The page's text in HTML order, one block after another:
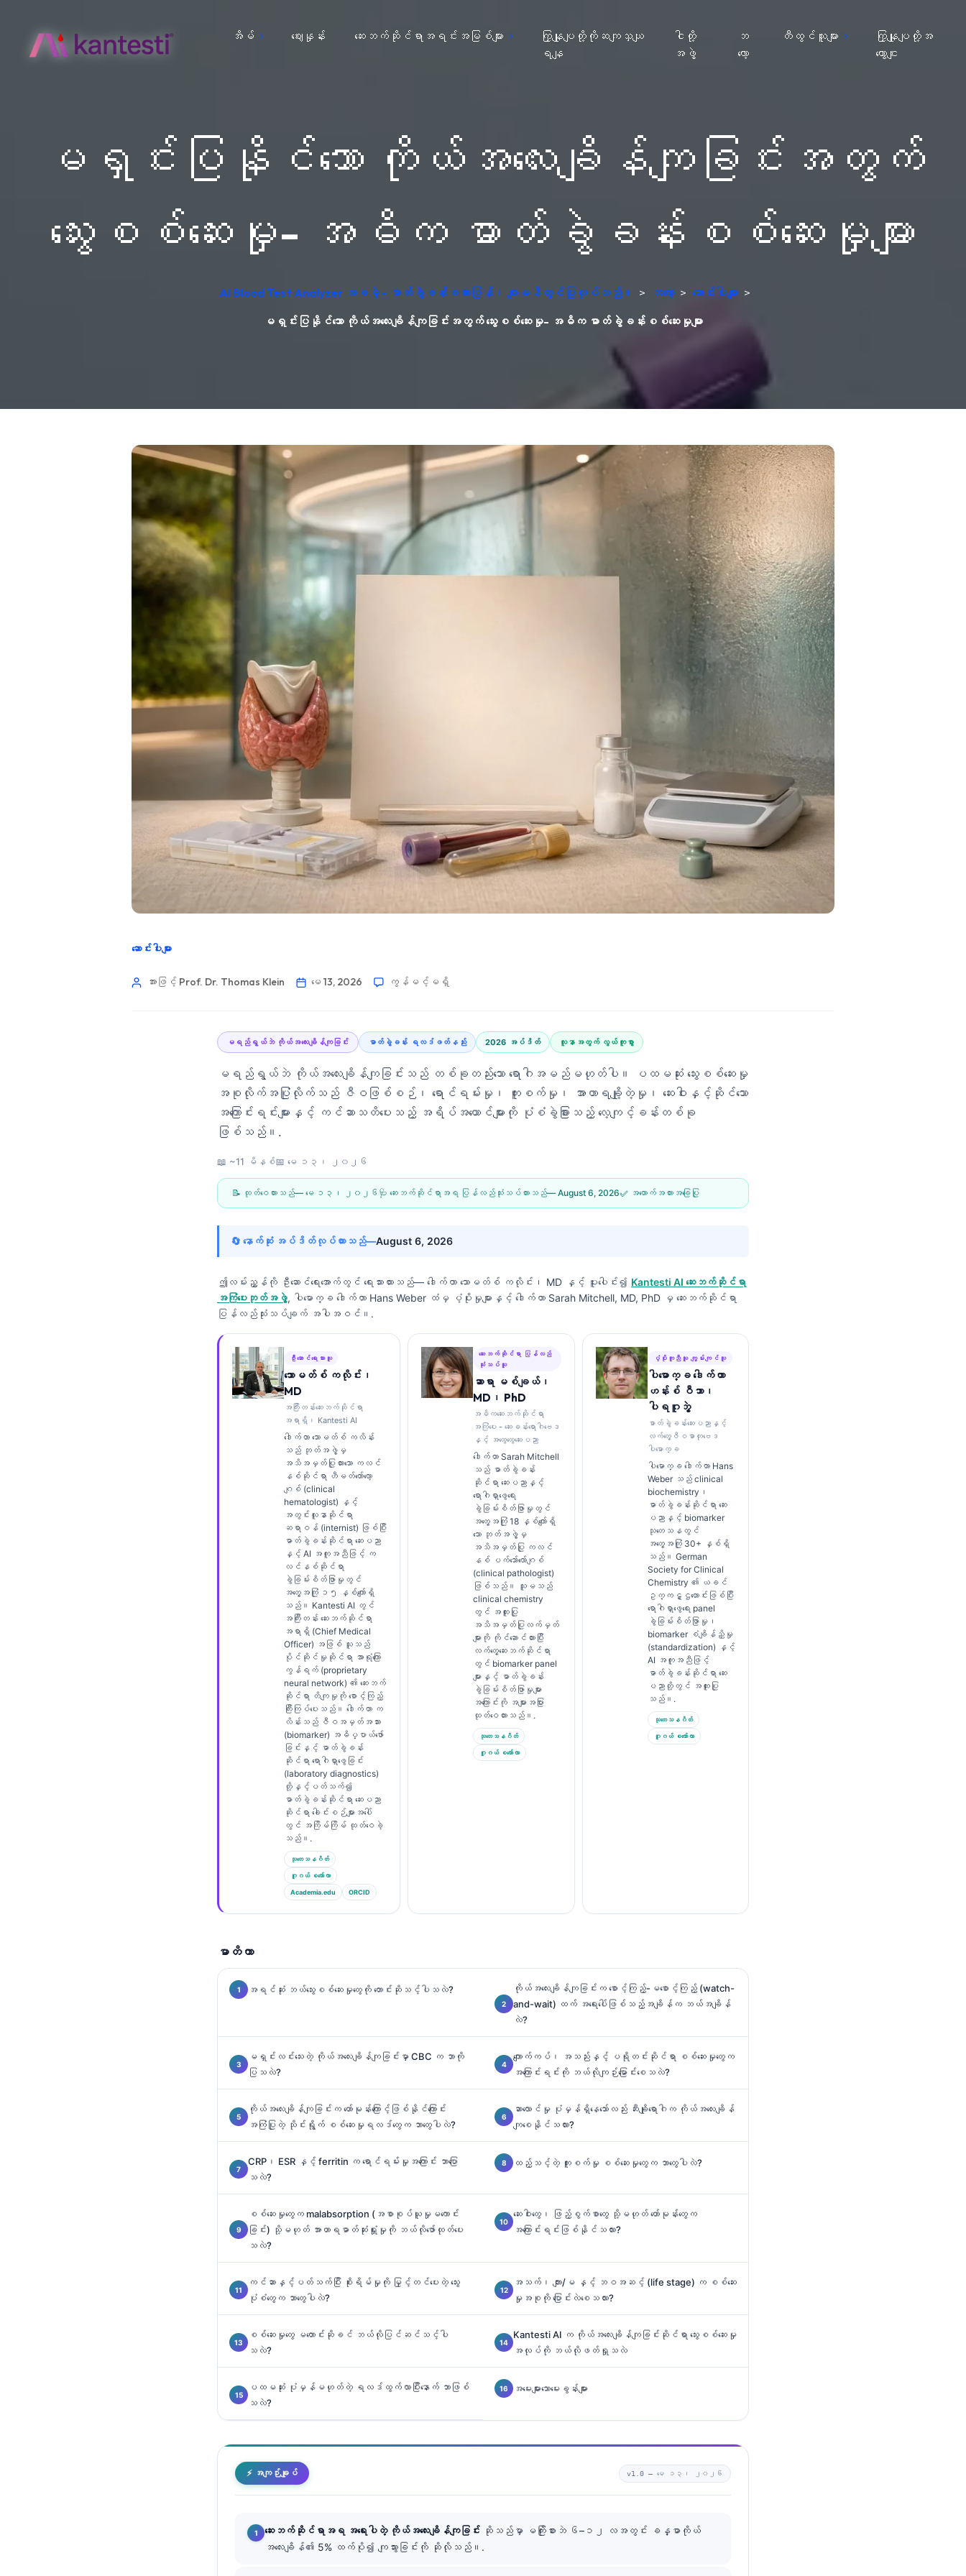
အိမ် ဈေးနှုန်း ဆေးဘက်ဆိုင်ရာအရင်းအမြစ်များ
ကြှနျုပျတို့ကိုဆကျသှယျ
ရနျ
ငါတို့
အဖွဲ့
ဘ
လော့
တီထွင်သူများ
ကြှနျုပျတို့အ
ကွောငျး
မရှင်းပြနိုင်သော ကိုယ်အလေးချိန်ကျခြင်းအတွက်
သွေးစစ်ဆေးမှု- အဓိက ဓာတ်ခွဲခန်းစစ်ဆေးမှုများ
AI Blood Test Analyzer အခမဲ့ - ဓာတ်ခွဲခန်းစကားပြန်၊ ဂျာမနီတွင်ပြုလုပ်သည်။ > ဘလော့ > ဆောင်းပါးများ >
မရှင်းပြနိုင်သော ကိုယ်အလေးချိန်ကျခြင်းအတွက် သွေးစစ်ဆေးမှု- အဓိက ဓာတ်ခွဲခန်းစစ်ဆေးမှုများ
ဆောင်းပါးများ
အားဖြင့် Prof. Dr. Thomas Klein မေ 13, 2026 ကွန်မင့်မရှိ
မရည်ရွယ်ဘဲ ကိုယ်အလေးချိန်ကျခြင်း ဓာတ်ခွဲခန်း ရလဒ်ဖတ်နည်း 2026 အပ်ဒိတ် လူနာအတွက် လွယ်ကူစွာ
မရည်ရွယ်ဘဲ ကိုယ်အလေးချိန်ကျခြင်းသည် တစ်ခုတည်းသော ရောဂါအမည်မဟုတ်ပါ။ ပထမဆုံး သွေးစစ်ဆေးမှု
အစုလိုက်အပြုံလိုက်သည် ဇီဝဖြစ်စဉ်၊ ရောင်ရမ်းမှု၊ ကူးစက်မှု၊ အာဟာရချို့တဲ့မှု၊ ဆေးဝါးနှင့်ဆိုင်သော
အကြောင်းရင်းများနှင့် ကင်ဆာသတိပေးသည့် အရိပ်အယောင်များကို ပုံစံခွဲခြားသည့် လေ့ကျင့်ခန်းတစ်ခု
ဖြစ်သည်။.
📖 ~11 မိနစ်📅 မေ ၁၃၊ ၂၀၂၆
📝 ထုတ်ဝေထားသည်— မေ ၁၃၊ ၂၀၂၆ 🩺 ဆေးဘက်ဆိုင်ရာအရ ပြန်လည်သုံးသပ်ထားသည်— August 6, 2026✅ အထောက်အထားအခြေပြု
🔄 နောက်ဆုံး အပ်ဒိတ်လုပ်ထားသည်—August 6, 2026
ဤလမ်းညွှန်ကို ဦးဆောင်ရေးအောက်တွင် ရေးသားထားသည်— ဒေါက်တာ သောမတ်စ် ကလိုင်း၊ MD နှင့် ပူးပေါင်း၍ Kantesti AI ဆေးဘက်ဆိုင်ရာ
အကြံပေးဘုတ်အဖွဲ့, ပါမောက္ခ ဒေါက်တာ Hans Weber ထံမှ ပံ့ပိုးမှုများနှင့် ဒေါက်တာ Sarah Mitchell, MD, PhD မှ ဆေးဘက်ဆိုင်ရာ
ပြန်လည်သုံးသပ်ချက် အပါအဝင်။.
ဦးဆောင်ရေးသားသူ
သောမတ်စ် ကလိုင်း၊
MD
အကြီးတန်းဆေးဘက်ဆိုင်ရာ
အရာရှိ၊ Kantesti AI
ဒေါက်တာ သောမတ်စ် ကလိန်း
သည် ဘုတ်အဖွဲ့မှ
အသိအမှတ်ပြုထားသော ကလင်
နစ်ဆိုင်ရာ ဟီမတ်တော်လော့
ဂျစ် (clinical
hematologist) နှင့်
အတွင်းလူနာဆိုင်ရာ
ဆရာဝန် (internist) ဖြစ်ပြီး
ဓာတ်ခွဲခန်းဆိုင်ရာ ဆေးပညာ
နှင့် AI အကူအညီဖြင့် က
လင်နစ်ဆိုင်ရာ
ခွဲခြမ်းစိတ်ဖြာမှုတွင်
အတွေ့အကြုံ ၁၅ နှစ်ကျော်ရှိ
သည်။ Kantesti AI တွင်
အကြီးတန်း ဆေးဘက်ဆိုင်ရာ
အရာရှိ (Chief Medical
Officer) အဖြစ် သူသည်
ပိုင်ဆိုင်မှုဆိုင်ရာ အာရုံကြော
ကွန်ရက် (proprietary
neural network) ၏ ဆေးဘက်
ဆိုင်ရာ တိကျမှုကို စောင့်ကြည့်
ကြီးကြပ်ပေးသည်။ ဒေါက်တာ က
လိန်းသည် ဇီဝအမှတ်အသား
(biomarker) အဓိပ္ပာယ်ဖော်
ခြင်းနှင့် ဓာတ်ခွဲခန်း
ဆိုင်ရာ ရောဂါရှာဖွေခြင်း
(laboratory diagnostics)
တို့နှင့်ပတ်သက်၍
ဓာတ်ခွဲခန်းဆိုင်ရာ ဆေးပညာ
ဆိုင်ရာ ခေါင်းစဉ်များအပေါ်
တွင် အကြိမ်ကြိမ် ထုတ်ဝေခဲ့
သည်။.
သုတေသနဂိတ်
ဂူဂယ် စကော်လာ
Academia.edu ORCID
ဆေးဘက်ဆိုင်ရာ ပြန်လည်
သုံးသပ်သူ
ဆာရာ မစ်ချယ်၊
MD၊ PhD
အဓိကဆေးဘက်ဆိုင်ရာ
အကြံပေး - ဆေးခန်းရောဂါဗေဒ
နှင့် အထွေထွေဆေးပညာ
ဒေါက်တာ Sarah Mitchell
သည် ဓာတ်ခွဲခန်း
ဆိုင်ရာ ဆေးပညာနှင့်
ရောဂါရှာဖွေရေး
ခွဲခြမ်းစိတ်ဖြာမှုတွင်
အတွေ့အကြုံ 18 နှစ်ကျော်ရှိ
သော ဘုတ်အဖွဲ့မှ
အသိအမှတ်ပြု ကလင်
နစ် ပက်သော်လော်ဂျစ်
(clinical pathologist)
ဖြစ်သည်။ သူမသည်
clinical chemistry
တွင် အထူးပြု
အသိအမှတ်ပြုလက်မှတ်
များကို ကိုင်ဆောင်ထားပြီး
လက်တွေ့ဆေးဘက်ဆိုင်ရာ
တွင် biomarker panel
များနှင့် ဓာတ်ခွဲခန်း
ခွဲခြမ်းစိတ်ဖြာမှုများ
အကြောင်းကို အများအပြား
ထုတ်ဝေထားသည်။.
သုတေသနဂိတ်
ဂူဂယ် စကော်လာ
ပံ့ပိုးကူညီသူ ကျွမ်းကျင်သူ
ပါမောက္ခ ဒေါက်တာ
ဟန်းစ် ဝီဘာ၊
ပါရဂူဘွဲ့
ဓာတ်ခွဲခန်းဆေးပညာနှင့်
လက်တွေ့ဇီဝဓာတုဗေဒ
ပါမောက္ခ
ပါမောက္ခ ဒေါက်တာ Hans
Weber သည် clinical
biochemistry၊
ဓာတ်ခွဲခန်းဆိုင်ရာ ဆေး
ပညာနှင့် biomarker
သုတေသနတွင်
အတွေ့အကြုံ 30+ နှစ်ရှိ
သည်။ German
Society for Clinical
Chemistry ၏ ယခင်
ဥက္ကဋ္ဌဟောင်းဖြစ်ပြီး
ရောဂါရှာဖွေရေး panel
ခွဲခြမ်းစိတ်ဖြာမှု၊
biomarker စံချိန်ညှိမှု
(standardization) နှင့်
AI အကူအညီဖြင့်
ဓာတ်ခွဲခန်းဆိုင်ရာ ဆေး
ပညာတို့တွင် အထူးပြု
သည်။.
သုတေသနဂိတ်
ဂူဂယ် စကော်လာ
မာတိကာ
အရင်ဆုံး ဘယ်သွေးစစ်ဆေးမှုတွေကို တောင်းဆိုသင့်ပါသလဲ?
ကိုယ်အလေးချိန်ကျခြင်းက စောင့်ကြည့်-မစောင့်ကြည့် (watch-
and-wait) ထက် အရေးပေါ်ဖြစ်သည့်အချိန်က ဘယ်အချိန်
လဲ?
မရှင်းလင်းသေးတဲ့ ကိုယ်အလေးချိန်ကျခြင်းမှာ CBC က ဘာကို
ပြသလဲ?
ကျောက်ကပ်၊ အသည်းနှင့် ပရိုတင်းဆိုင်ရာ စစ်ဆေးမှုတွေက
အကြောင်းရင်းကို ဘယ်လိုကျဉ်းမြောင်းစေသလဲ?
ကိုယ်အလေးချိန်ကျခြင်းက ဟော်မုန်းကြောင့်ဖြစ်နိုင်ကြောင်း
အကြံပြုတဲ့ သိုင်းရွိုက် စစ်ဆေးမှုရလဒ်တွေက ဘာတွေပါလဲ?
ဆာလောင်မှု ပုံမှန်ရှိနေသော်လည်း ဆီးချိုရောဂါက ကိုယ်အလေးချိန်
ကျစေနိုင်သလား?
CRP၊ ESR နှင့် ferritin က ရောင်ရမ်းမှုအကြောင်း ဘာပြော
သလဲ?
ထည့်သင့်တဲ့ ကူးစက်မှု စစ်ဆေးမှုတွေက ဘာတွေပါလဲ?
စစ်ဆေးမှုတွေက malabsorption (အစာစုပ်ယူမှုမကောင်း
ခြင်း) သို့မဟုတ် အာဟာရဓာတ်ဆုံးရှုံးမှုကို ဘယ်လိုဖော်ထုတ်ပေး
သလဲ?
ဆေးဝါးတွေ၊ ဖြည့်စွက်စာတွေ သို့မဟုတ် ဟော်မုန်းတွေက
အကြောင်းရင်းဖြစ်နိုင်သလား?
ကင်ဆာနှင့်ပတ်သက်ပြီး စိုးရိမ်မှုကို မြှင့်တင်ပေးတဲ့ သွေး
ပုံစံတွေက ဘာတွေပါလဲ?
အသက်၊ ကျား/မ နှင့် ဘဝအဆင့် (life stage) က စစ်ဆေး
မှုအစုကို ပြောင်းလဲစေသလား?
စစ်ဆေးမှုတွေ မတောင်းဆိုခင် ဘယ်လိုပြင်ဆင်သင့်ပါ
သလဲ?
Kantesti AI က ကိုယ်အလေးချိန်ကျခြင်းဆိုင်ရာ သွေးစစ်ဆေးမှု
အလုပ်ကို ဘယ်လိုဖတ်ရှုသလဲ
ပထမဆုံး ပုံမှန်မဟုတ်တဲ့ ရလဒ်ထွက်လာပြီးနောက် ဘာဖြစ်
သလဲ?
အမေးများသောမေးခွန်းများ
⚡ အကျဉ်းချုပ် v1.0 — မေ ၁၃၊ ၂၀၂၆
ဆေးဘက်ဆိုင်ရာအရ အရေးပါတဲ့ ကိုယ်အလေးချိန်ကျခြင်း ဆိုသည်မှာ မကြိုးစားဘဲ ၆–၁၂ လအတွင်း ခန္ဓာကိုယ်
အလေးချိန်၏ 5% ထက်ပို၍ ကျသွားခြင်းကို ဆိုလိုသည်။.